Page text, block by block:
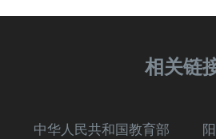
相关链
中华人民共和国教育部